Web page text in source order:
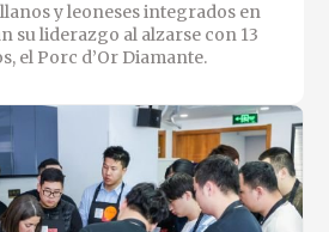
y leoneses integrados en
su liderazgo al alzarse con 13
el Porc d’Or Diamante.